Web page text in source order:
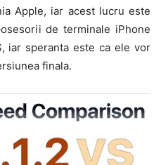
Apple, iar acest lucru este
de terminale iPhone
iar speranta este ca ele vor
finala.